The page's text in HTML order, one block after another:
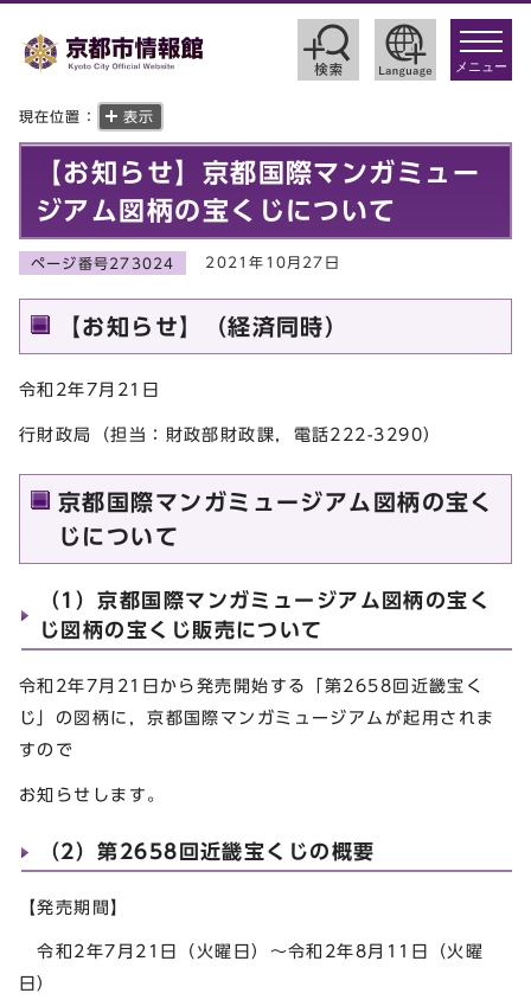
toggle
メニュー
現在位置： 表示
【お知らせ】京都国際マンガミュー
ジアム図柄の宝くじについて
ページ番号273024 2021年10月27日
【お知らせ】（経済同時）
令和2年7月21日
行財政局（担当：財政部財政課，電話222-3290）
京都国際マンガミュージアム図柄の宝く
じについて
（1）京都国際マンガミュージアム図柄の宝く
じ図柄の宝くじ販売について
令和2年7月21日から発売開始する「第2658回近畿宝く
じ」の図柄に，京都国際マンガミュージアムが起用されま
すので
お知らせします。
（2）第2658回近畿宝くじの概要
【発売期間】
令和2年7月21日（火曜日）～令和2年8月11日（火曜
日）